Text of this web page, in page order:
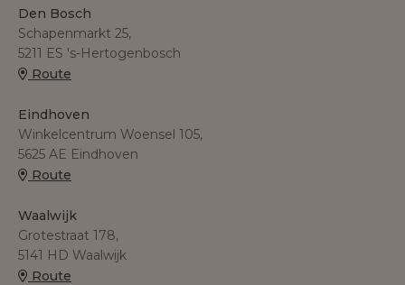
Den Bosch
Schapenmarkt 25,
5211 ES 's-Hertogenbosch
Route
Eindhoven
Winkelcentrum Woensel 105,
5625 AE Eindhoven
Route
Waalwijk
Grotestraat 178,
5141 HD Waalwijk
Route